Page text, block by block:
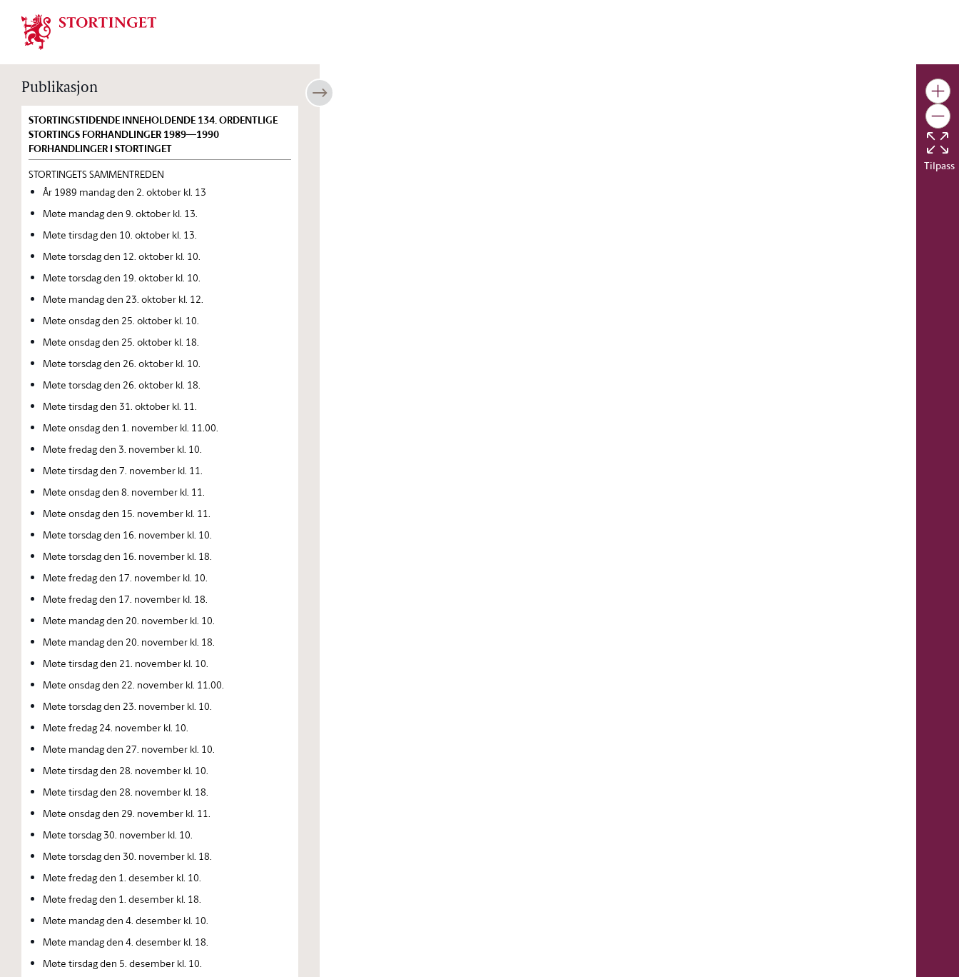
Stortinget.no
Publikasjon
STORTINGSTIDENDE INNEHOLDENDE 134. ORDENTLIGE
STORTINGS FORHANDLINGER 1989—1990
FORHANDLINGER I STORTINGET
STORTINGETS SAMMENTREDEN
År 1989 mandag den 2. oktober kl. 13
Møte mandag den 9. oktober kl. 13.
Møte tirsdag den 10. oktober kl. 13.
Møte torsdag den 12. oktober kl. 10.
Møte torsdag den 19. oktober kl. 10.
Møte mandag den 23. oktober kl. 12.
Møte onsdag den 25. oktober kl. 10.
Møte onsdag den 25. oktober kl. 18.
Møte torsdag den 26. oktober kl. 10.
Møte torsdag den 26. oktober kl. 18.
Møte tirsdag den 31. oktober kl. 11.
Møte onsdag den 1. november kl. 11.00.
Møte fredag den 3. november kl. 10.
Møte tirsdag den 7. november kl. 11.
Møte onsdag den 8. november kl. 11.
Møte onsdag den 15. november kl. 11.
Møte torsdag den 16. november kl. 10.
Møte torsdag den 16. november kl. 18.
Møte fredag den 17. november kl. 10.
Møte fredag den 17. november kl. 18.
Møte mandag den 20. november kl. 10.
Møte mandag den 20. november kl. 18.
Møte tirsdag den 21. november kl. 10.
Møte onsdag den 22. november kl. 11.00.
Møte torsdag den 23. november kl. 10.
Møte fredag 24. november kl. 10.
Møte mandag den 27. november kl. 10.
Møte tirsdag den 28. november kl. 10.
Møte tirsdag den 28. november kl. 18.
Møte onsdag den 29. november kl. 11.
Møte torsdag 30. november kl. 10.
Møte torsdag den 30. november kl. 18.
Møte fredag den 1. desember kl. 10.
Møte fredag den 1. desember kl. 18.
Møte mandag den 4. desember kl. 10.
Møte mandag den 4. desember kl. 18.
Møte tirsdag den 5. desember kl. 10.